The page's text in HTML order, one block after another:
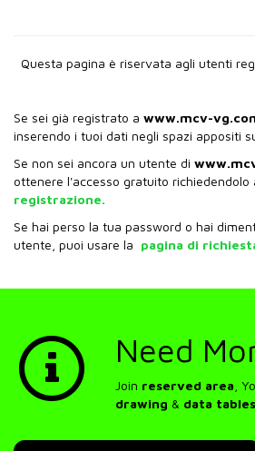
Questa pagina è riservata agli utenti
Se sei già registrato a www.mcv-
inserendo i tuoi dati negli spazi appositi
Se non sei ancora un utente di
ottenere l'accesso gratuito richiedendolo
registrazione.
Se hai perso la tua password o hai
utente, puoi usare la pagina di
Need
Join reserved area ,
drawing & data tables